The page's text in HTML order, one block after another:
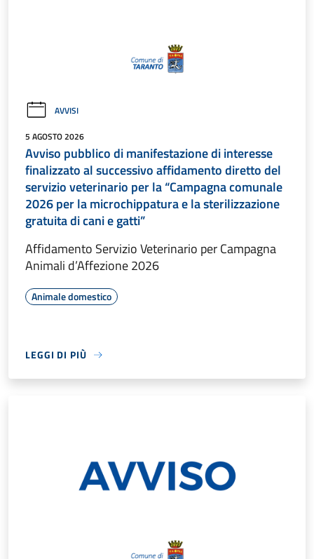
AVVISI
5 AGOSTO 2026
Avviso pubblico di manifestazione di interesse
finalizzato al successivo affidamento diretto del
servizio veterinario per la “Campagna comunale
2026 per la microchippatura e la sterilizzazione
gratuita di cani e gatti”
Affidamento Servizio Veterinario per Campagna
Animali d’Affezione 2026
Animale domestico
LEGGI DI PIÙ